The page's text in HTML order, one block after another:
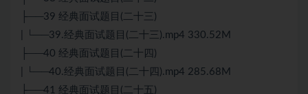
├──39 经典面试题目(二十三)
| └──39.经典面试题目(二十三).mp4 330.52M
├──40 经典面试题目(二十四)
| └──40.经典面试题目(二十四).mp4 285.68M
├──41 经典面试题目(二十五)